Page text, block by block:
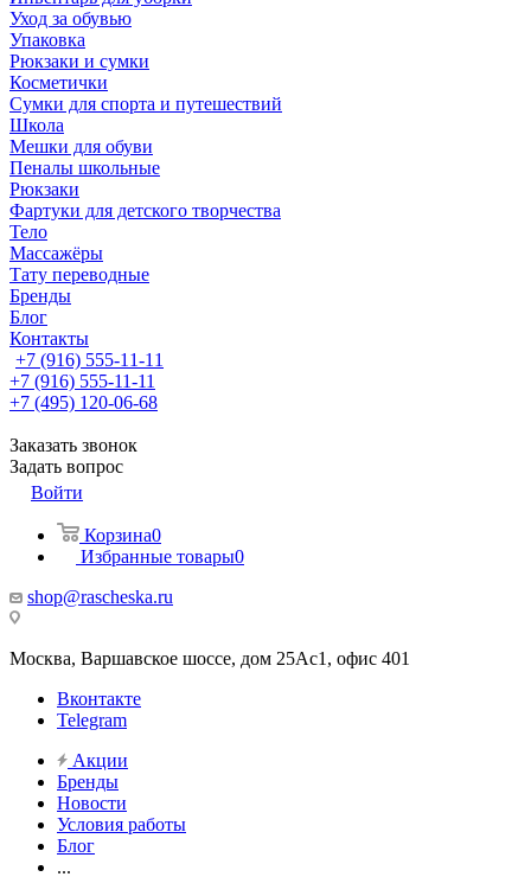
Уход за обувью
Упаковка
Рюкзаки и сумки
Косметички
Сумки для спорта и путешествий
Школа
Мешки для обуви
Пеналы школьные
Рюкзаки
Фартуки для детского творчества
Тело
Массажёры
Тату переводные
Бренды
Блог
Контакты
+7 (916) 555-11-11
+7 (916) 555-11-11
+7 (495) 120-06-68
Заказать звонок
Задать вопрос
Войти
Корзина0
Избранные товары0
shop@rascheska.ru
Москва, Варшавское шоссе, дом 25Аc1, офис 401
Вконтакте
Telegram
Акции
Бренды
Новости
Условия работы
Блог
...